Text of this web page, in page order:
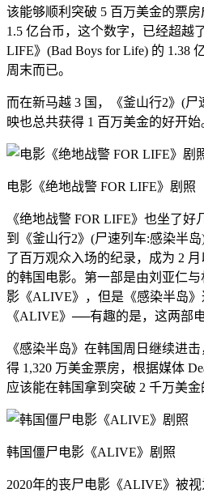
该能够顺利突破 5 百万美金的票
1.5 亿台币，这个数字，已经超越
LIFE》(Bad Boys for Life) 的 1.38
周末而已。
而在新马越 3 国，《釜山行2》(
映也总共获得 1 百万美金的好开始
电影《绝地战警 FOR LIFE》剧照
《绝地战警 FOR LIFE》也坐了
到《釜山行2》(尸速列车:感染半
了百万观众入场的纪录，成为 2
的韩国电影。第一部是由刘亚仁
影《ALIVE》，但是《感染半岛
《ALIVE》──有趣的是，这两部
《感染半岛》在韩国周日继续进
得 1,320 万美金票房，根据媒体
应该能在韩国拿到突破 2 千万美金
韩国僵尸电影《ALIVE》剧照
2020年的丧尸电影《ALIVE》被